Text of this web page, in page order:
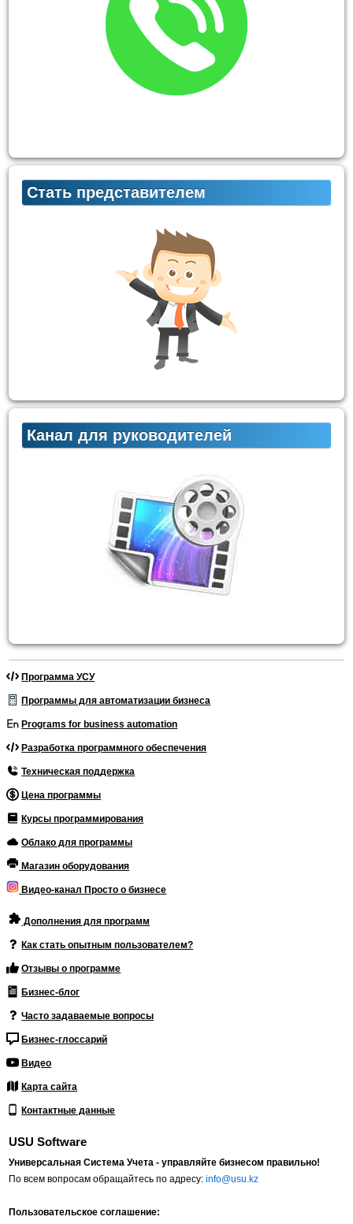
Стать представителем
Канал для руководителей
Программа УСУ
Программы для автоматизации бизнеса
Programs for business automation
Разработка программного обеспечения
Техническая поддержка
Цена программы
Курсы программирования
Облако для программы
Магазин оборудования
Видео-канал Просто о бизнесе
Дополнения для программ
Как стать опытным пользователем?
Отзывы о программе
Бизнес-блог
Часто задаваемые вопросы
Бизнес-глоссарий
Видео
Карта сайта
Контактные данные
USU Software
Универсальная Система Учета - управляйте бизнесом правильно!
По всем вопросам обращайтесь по адресу:info@usu.kz
Пользовательское соглашение: